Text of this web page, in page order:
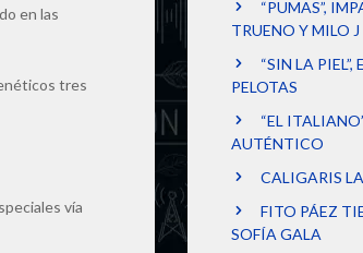
en las
tres
vía
“PUMAS”,
TRUENO Y MILO J
“SIN LA PIEL”,
PELOTAS
“EL
AUTÉNTICO
CALIGARIS
FITO PÁEZ
SOFÍA GALA